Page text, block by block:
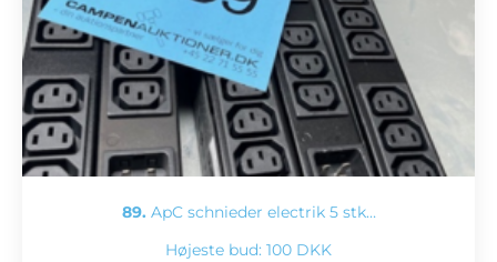
89. ApC schnieder electrik 5 stk…
Højeste bud: 100 DKK